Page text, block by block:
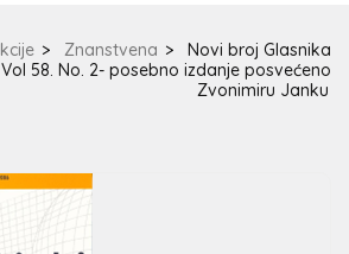
> Znanstvena >
Novi broj Glasnika
58. No. 2- posebno izdanje posvećeno
Zvonimiru Janku